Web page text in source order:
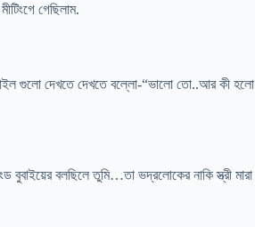
গেছিলাম.
ফাইল গুলো দেখতে দেখতে বল্লো-“ভালো তো..আর কী হলো
বলছিলে তুমি…তা ভদ্রলোকের নাকি স্ত্রী মারা